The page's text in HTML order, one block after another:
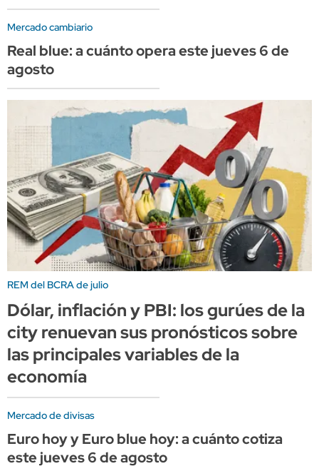
Mercado cambiario
Real blue: a cuánto opera este jueves 6 de
agosto
REM del BCRA de julio
Dólar, inflación y PBI: los gurúes de la
city renuevan sus pronósticos sobre
las principales variables de la
economía
Mercado de divisas
Euro hoy y Euro blue hoy: a cuánto cotiza
este jueves 6 de agosto